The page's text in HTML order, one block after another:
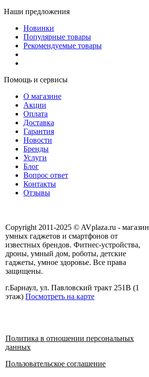
Наши предложения
Новинки
Популярные товары
Рекомендуемые товары
Помощь и сервисы
О магазине
Акции
Оплата
Доставка
Гарантия
Новости
Бренды
Услуги
Блог
Вопрос ответ
Контакты
Отзывы
Copyright 2011-2025 © AVplaza.ru - магазин
умных гаджетов и смартфонов от
известных брендов. Фитнес-устройства,
дроны, умный дом, роботы, детские
гаджеты, умное здоровье. Все права
защищены.
г.Барнаул, ул. Павловский тракт 251В (1
этаж) Посмотреть на карте
Политика в отношении персональных
данных
Пользовательское соглашение